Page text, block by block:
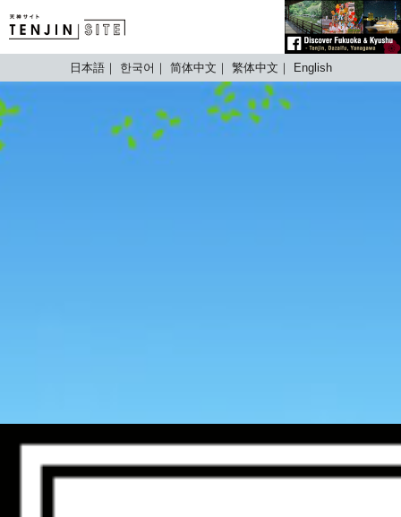
TENJIN SITE
日本語 한국어 简体中文 繁体中文 English